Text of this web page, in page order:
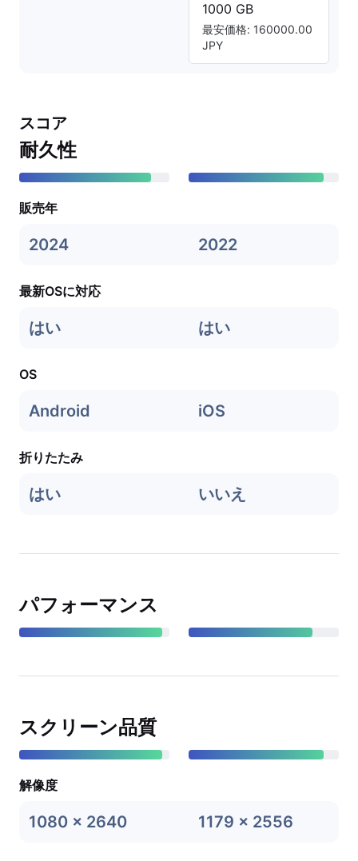
1000 GB
最安価格: 160000.00
JPY
スコア
耐久性
販売年
2024 2022
最新OSに対応
はい はい
OS
Android iOS
折りたたみ
はい いいえ
パフォーマンス
スクリーン品質
解像度
1080 x 2640 1179 x 2556